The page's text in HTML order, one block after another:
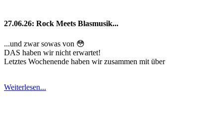
27.06.26: Rock Meets Blasmusik...
...und zwar sowas von 😳
DAS haben wir nicht erwartet!
Letztes Wochenende haben wir zusammen mit über
Weiterlesen...